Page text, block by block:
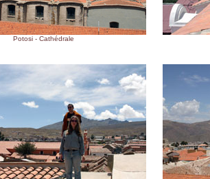
Potosi - Cathédrale